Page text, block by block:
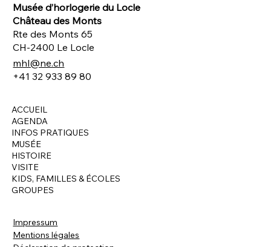
Musée d’horlogerie du Locle
Château des Monts
Rte des Monts 65
CH-2400 Le Locle
mhl@ne.ch
+41 32 933 89 80
ACCUEIL
AGENDA
INFOS PRATIQUES
MUSÉE
HISTOIRE
VISITE
KIDS, FAMILLES & ÉCOLES
GROUPES
Impressum
Mentions légales